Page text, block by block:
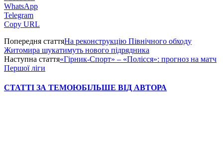
WhatsApp
Telegram
Copy URL
Попередня статтяНа реконструкцію Північного обходу
Житомира шукатимуть нового підрядника
Наступна стаття«Гірник-Спорт» – «Полісся»: прогноз на матч
Першої ліги
СТАТТІ ЗА ТЕМОЮБІЛЬШЕ ВІД АВТОРА